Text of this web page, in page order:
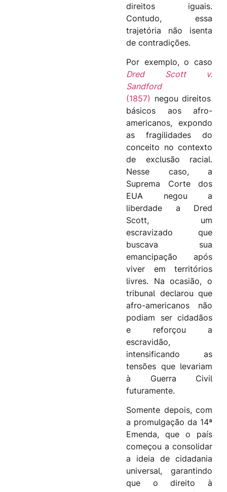
direitos iguais.
Contudo, essa
trajetória não isenta
de contradições.
Por exemplo, o caso
Dred Scott v.
Sandford
(1857) negou direitos
básicos aos afro-
americanos, expondo
as fragilidades do
conceito no contexto
de exclusão racial.
Nesse caso, a
Suprema Corte dos
EUA negou a
liberdade a Dred
Scott, um
escravizado que
buscava sua
emancipação após
viver em territórios
livres. Na ocasião, o
tribunal declarou que
afro-americanos não
podiam ser cidadãos
e reforçou a
escravidão,
intensificando as
tensões que levariam
à Guerra Civil
futuramente.
Somente depois, com
a promulgação da 14ª
Emenda, que o país
começou a consolidar
a ideia de cidadania
universal, garantindo
que o direito à